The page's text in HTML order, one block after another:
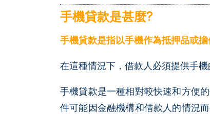
手機貸款是甚麼?
手機貸款是指以手機作為抵押品或擔
在這種情況下，借款人必須提供手
手機貸款是一種相對較快速和方便
件可能因金融機構和借款人的情況